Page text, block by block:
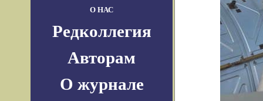
О НАС
Редколлегия
Авторам
О журнале